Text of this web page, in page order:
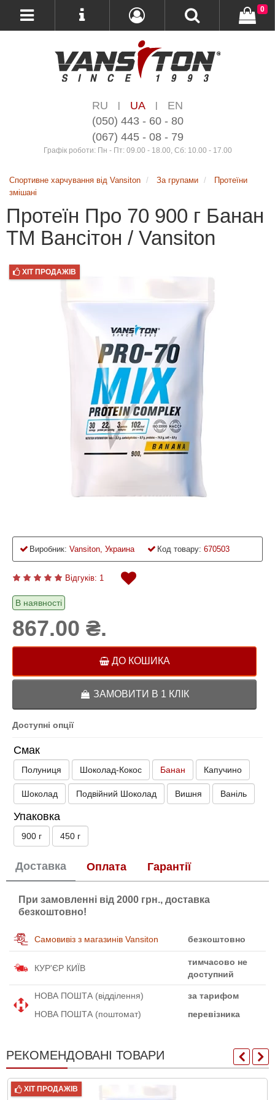
RU | UA |
EN
(050) 443 - 60 - 80
(067) 445 - 08 - 79
Графік роботи: Пн - Пт: 09.00 - 18.00, Сб: 10.00 - 17.00
0
Спортивне харчування від Vansiton За групами
Протеїни
змішані
Протеїн Про 70 900 г Банан
ТМ Вансітон / Vansiton
ХІТ ПРОДАЖІВ
Виробник: Vansiton, Украина Код товару: 670503
Відгуків: 1
В наявності
867.00 ₴.
ДО КОШИКА
ЗАМОВИТИ В 1 КЛІК
Доступні опції
Смак
Полуниця Шоколад-Кокос Банан Капучино
Шоколад Подвійний Шоколад Вишня Ваніль
Упаковка
900 г 450 г
Доставка Оплата Гарантії
При замовленні від 2000 грн., доставка
безкоштовно!
Самовивіз з магазинів Vansiton безкоштовно
КУР'ЄР КИЇВ
тимчасово не
доступний
НОВА ПОШТА (відділення)
за тарифом
НОВА ПОШТА (поштомат)
перевізника
РЕКОМЕНДОВАНІ ТОВАРИ
ХІТ ПРОДАЖІВ